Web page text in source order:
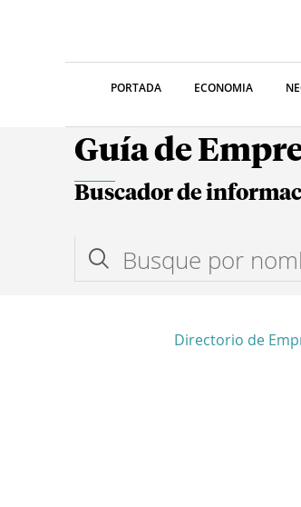
PORTADA ECONOMIA
Guía de
Buscador de
Directorio de